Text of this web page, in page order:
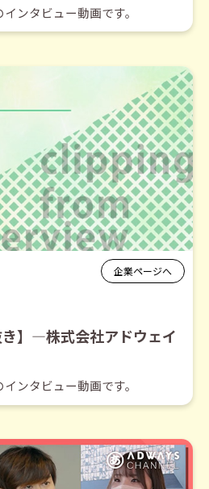
ンタビュー動画です。
企業ページへ
】―株式会社アドウェイ
ンタビュー動画です。